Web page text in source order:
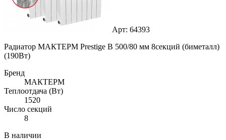
Арт: 64393
Радиатор МАКТЕРМ Prestige B 500/80 мм 8секций (биметалл)
(190Вт)
Бренд
МАКТЕРМ
Теплоотдача (Вт)
1520
Число секций
8
В наличии